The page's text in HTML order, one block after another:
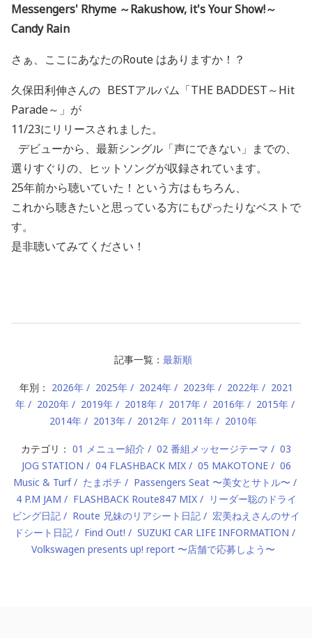
Messengers' Rhyme ～Rakushow, it's Your Show!～
Candy Rain
さぁ、ここにあなたのRoute はありますか！？
久保田利伸さんの BESTアルバム「THE BADDEST～Hit
Parade～」が
11/23にリリースされました。
デビューから、最新シングル「声にできない」までの、
選りすぐりの、ヒットソングが収録されています。
25年前から聴いていた！という方はもちろん、
これから聴きたいと思っている方にもぴったりなベストで
す。
是非聴いてみてください！
記事一覧： 最新順
年別： 2026年 2025年 2024年 2023年 2022年
2021
年
2020年 2019年 2018年 2017年 2016年
2015年
2014年
2013年 2012年 2011年 2010年
カテゴリ： 01 メニュー紹介 02 番組メッセージテーマ
03
JOG STATION
04 FLASHBACK MIX 05 MAKOTONE
06
Music & Turf
たまポチ
Passengers Seat 〜美女とサトル〜
4 P.M JAM
FLASHBACK Route847 MIX
リーダー聡のドライ
ビング日記
Route 兄妹のリアシート日記
宏美ねえさんのサイ
ドシート日記
Find Out!
SUZUKI CAR LIFE INFORMATION
Volkswagen presents up! report 〜店舗で応募しよう〜